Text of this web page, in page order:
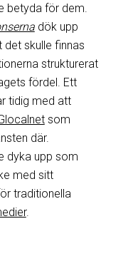
betyda för dem.
dök upp
skulle finnas
strukturerat
fördel. Ett
tidig med att
som
där.
dyka upp som
med sitt
traditionella
.